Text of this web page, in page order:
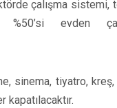
çalışma sistemi,
%50’si evden
sinema, tiyatro,